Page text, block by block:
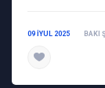
09 IYUL 2025 BAKI